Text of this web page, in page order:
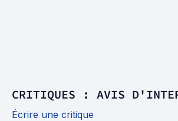
CRITIQUES : AVIS
Écrire une critique